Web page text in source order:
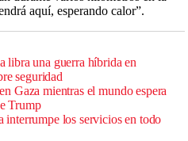
aquí, esperando calor”.
libra una guerra híbrida en
seguridad
Gaza mientras el mundo espera
Trump
interrumpe los servicios en todo